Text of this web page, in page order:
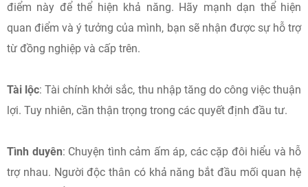
điểm này để thể hiện khả năng.​ Hãy mạnh dạn thể hiện
quan điểm và ý tưởng của mình, bạn sẽ nhận được sự hỗ trợ
từ đồng nghiệp và cấp trên.
Tài lộc: Tài chính khởi sắc, thu nhập tăng do công việc thuận
lợi. Tuy nhiên, cần thận trọng trong các quyết định đầu tư.​
Tình duyên: Chuyện tình cảm ấm áp, các cặp đôi hiểu và hỗ
trợ nhau. Người độc thân có khả năng bắt đầu mối quan hệ